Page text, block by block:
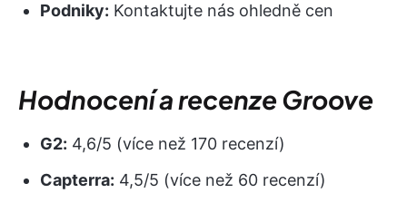
Podniky: Kontaktujte nás ohledně cen
Hodnocení a recenze Groove
G2: 4,6/5 (více než 170 recenzí)
Capterra: 4,5/5 (více než 60 recenzí)